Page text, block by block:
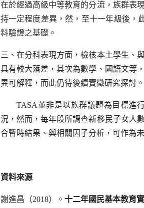
在於經過高級中等教育的分流，族群表
持一定程度差異，然，至十一年級後，
料驗證之基礎。
三、在分科表現方面，檢核本土學生、
具有較大落差，其次為數學、國語文等
異可解釋，而此仍待後續實徵研究探討。
TASA 並非是以族群議題為目標進
況，然而，每年段所調查新移民子女人
合暫時結果、與相關因子分析，可作為
資料來源
謝進昌（2018）。 十二年國民基本教育